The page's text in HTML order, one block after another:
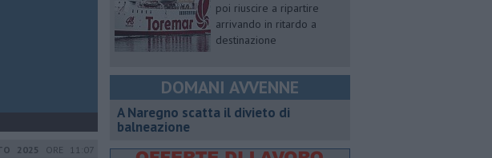
2025 ORE 11:07
poi riuscire a ripartire
arrivando in ritardo a
destinazione
DOMANI AVVENNE
A Naregno scatta il divieto di
balneazione